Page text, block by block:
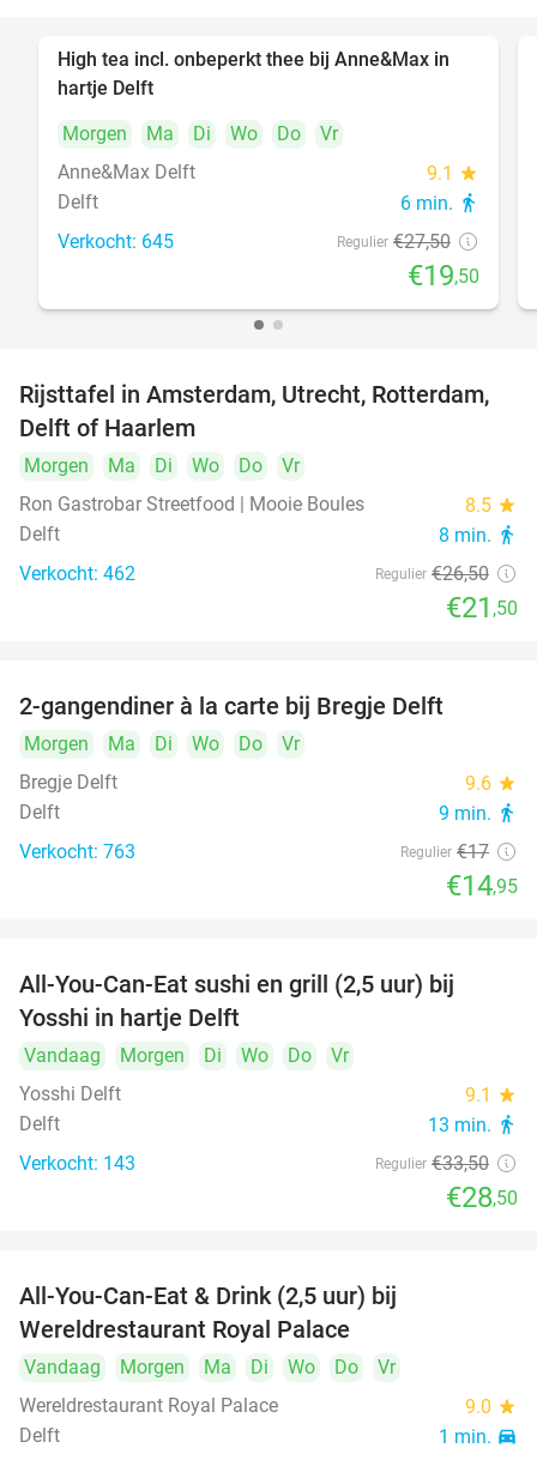
29%
High tea incl. onbeperkt thee bij Anne&Max in
hartje Delft
Morgen
Ma Di Wo Do
Vr
Anne&Max Delft
9.1 star
Delft 6 min. directions_walk
Verkocht: 645 Regulier €27,50
€19,50
19%
Rijsttafel in Amsterdam, Utrecht, Rotterdam,
Delft of Haarlem
Morgen Ma Di Wo Do
Vr
Ron Gastrobar Streetfood | Mooie Boules
8.5 star
Delft 8 min. directions_walk
Verkocht: 462 Regulier €26,50
€21 ,50
2-gangendiner à la carte bij Bregje Delft
Morgen Ma Di Wo Do
Vr
Bregje Delft
9.6 star
Delft 9 min. directions_walk
Verkocht: 763 Regulier €17
€14,95
All-You-Can-Eat sushi en grill (2,5 uur) bij
Yosshi in hartje Delft
Vandaag Morgen Di Wo Do
Vr
Yosshi Delft
9.1 star
Delft 13 min. directions_walk
Verkocht: 143 Regulier €33,50
€28,50
All-You-Can-Eat & Drink (2,5 uur) bij
Wereldrestaurant Royal Palace
Vandaag Morgen Ma Di Wo Do
Vr
Wereldrestaurant Royal Palace
9.0 star
Delft 1 min. directions_car